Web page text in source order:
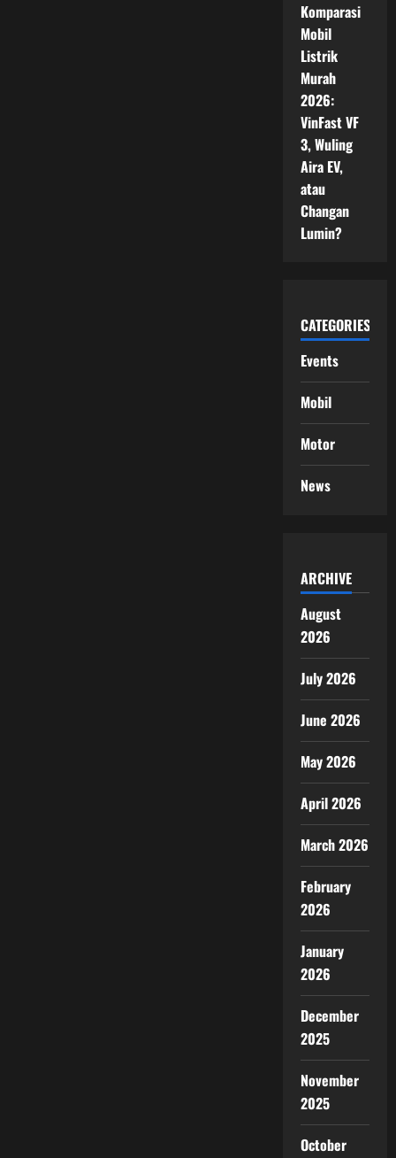
Komparasi
Mobil
Listrik
Murah
2026:
VinFast VF
3, Wuling
Aira EV,
atau
Changan
Lumin?
CATEGORIES
Events
Mobil
Motor
News
ARCHIVE
August
2026
July 2026
June 2026
May 2026
April 2026
March 2026
February
2026
January
2026
December
2025
November
2025
October